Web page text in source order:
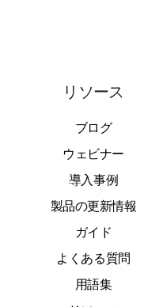
リソース
ブログ
ウェビナー
導入事例
製品の更新情報
ガイド
よくある質問
用語集